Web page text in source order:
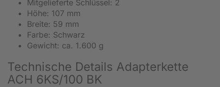
Mitgelieferte Schlüssel: 2
Höhe: 107 mm
Breite: 59 mm
Farbe: Schwarz
Gewicht: ca. 1.600 g
Technische Details Adapterkette
ACH 6KS/100 BK